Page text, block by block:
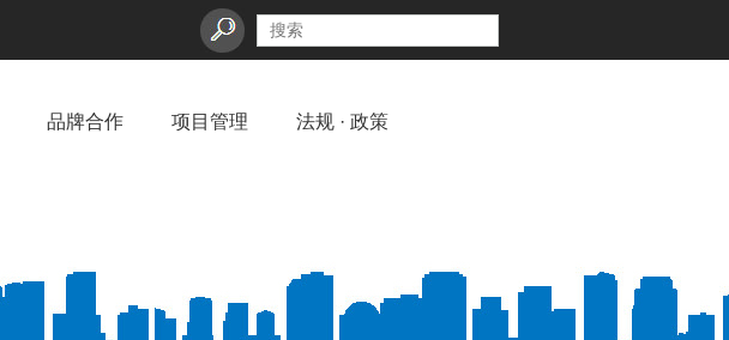
品牌合作 项目管理 法规 · 政策